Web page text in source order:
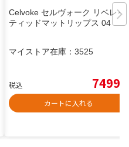
Celvoke セルヴォーク リベレイ
ティッドマットリップス 04
マイストア在庫： 3525
税込 7499
カートに入れる